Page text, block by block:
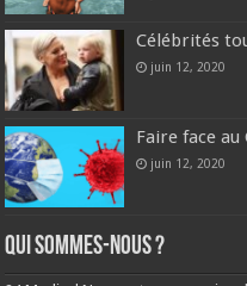
Célébrités
juin 12, 2020
Faire face au
juin 12, 2020
Qui sommes-nous ?